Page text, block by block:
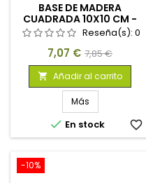
BASE DE MADERA
CUADRADA 10X10 CM -
AVELLANAReseña(s): 0
Precio
7,07 € Precio
base
7,85 €
 Añadir al carrito
Más
 En stock favorite_border
-10%